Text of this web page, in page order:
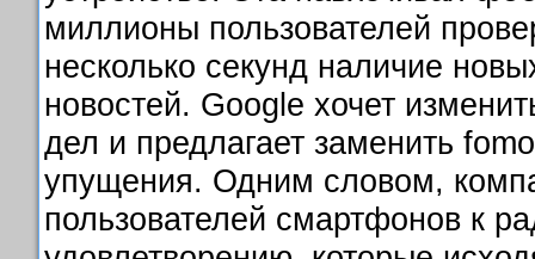
миллионы пользователей
несколько секунд наличие
новостей. Google хочет
дел и предлагает заменить
упущения. Одним словом,
пользователей смартфонов к